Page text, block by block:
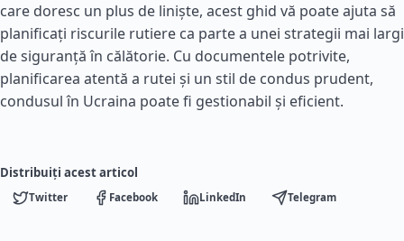
care doresc un plus de liniște, acest ghid vă poate ajuta să
planificați riscurile rutiere ca parte a unei strategii mai largi
de siguranță în călătorie. Cu documentele potrivite,
planificarea atentă a rutei și un stil de condus prudent,
condusul în Ucraina poate fi gestionabil și eficient.
Distribuiți acest articol
Twitter Facebook LinkedIn Telegram